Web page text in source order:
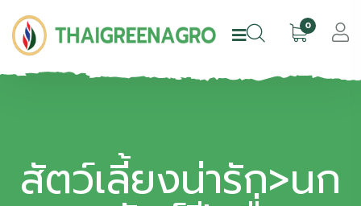
0
สัตว์เลี้ยงน่ารัก>นก